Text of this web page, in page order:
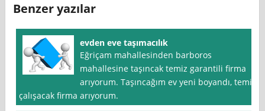
Benzer yazılar
evden eve taşımacılık
Eğriçam mahallesinden barboros
mahallesine taşıncak temiz garantili firma
arıyorum. Taşıncağım ev yeni boyandı, temiz
çalışacak firma arıyorum.